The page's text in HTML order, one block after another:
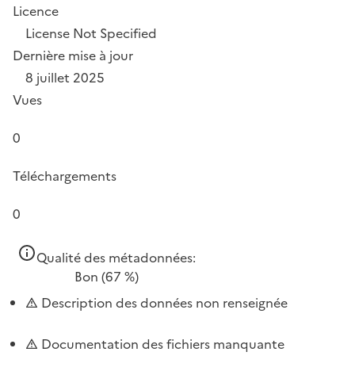
Licence
License Not Specified
Dernière mise à jour
8 juillet 2025
Vues
0
Téléchargements
0
Qualité des métadonnées:
Bon (67 %)
Description des données non renseignée
Documentation des fichiers manquante